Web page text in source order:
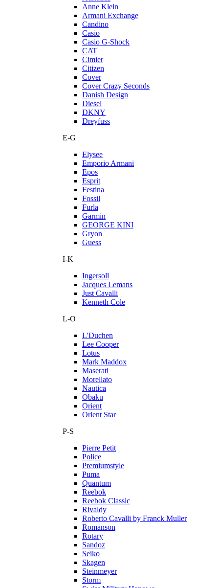
Anne Klein
Armani Exchange
Candino
Casio
Casio G-Shock
CAT
Cimier
Citizen
Cover
Cover Crazy Seconds
Danish Design
Diesel
DKNY
Dreyfuss
E-G
Elysee
Emporio Armani
Epos
Esprit
Festina
Fossil
Furla
Garmin
GEORGE KINI
Gryon
Guess
I-K
Ingersoll
Jacques Lemans
Just Cavalli
Kenneth Cole
L-O
L'Duchen
Lee Cooper
Lotus
Mark Maddox
Maserati
Morellato
Nautica
Obaku
Orient
Orient Star
P-S
Pierre Petit
Police
Premiumstyle
Puma
Quantum
Reebok
Reebok Classic
Rivaldy
Roberto Cavalli by Franck Muller
Romanson
Rotary
Sandoz
Seiko
Skagen
Steinmeyer
Storm